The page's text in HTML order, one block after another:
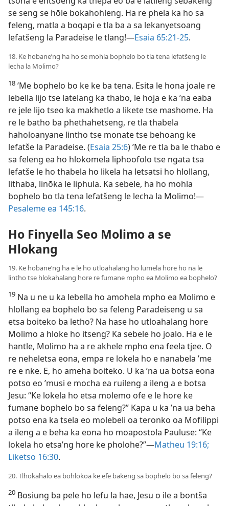
se seng se hōle bokahohleng. Ha re phela ka ho sa
feleng, matla a boqapi e tla ba a sa lekanyetsoang
lefatšeng la Paradeise le tlang!—Esaia 65:21-25.
18. Ke hobane’ng ha ho se mohla bophelo bo tla tena lefatšeng le
lecha la Molimo?
18 ’Me bophelo bo ke ke ba tena. Esita le hona joale re
lebella lijo tse latelang ka thabo, le hoja e ka ’na eaba
re jele lijo tseo ka makhetlo a likete tse mashome. Ha
re le batho ba phethahetseng, re tla thabela
haholoanyane lintho tse monate tse behoang ke
lefatše la Paradeise. (Esaia 25:6) ’Me re tla ba le thabo e
sa feleng ea ho hlokomela liphoofolo tse ngata tsa
lefatše le ho thabela ho likela ha letsatsi ho hlollang,
lithaba, linōka le liphula. Ka sebele, ha ho mohla
bophelo bo tla tena lefatšeng le lecha la Molimo!—
Pesaleme ea 145:16.
Ho Finyella Seo Molimo a se
Hlokang
19. Ke hobane’ng ha e le ho utloahalang ho lumela hore ho na le
lintho tse hlokahalang hore re fumane mpho ea Molimo ea bophelo?
19 Na u ne u ka lebella ho amohela mpho ea Molimo e
hlollang ea bophelo bo sa feleng Paradeiseng u sa
etsa boiteko ba letho? Na hase ho utloahalang hore
Molimo a hloke ho itseng? Ka sebele ho joalo. Ha e le
hantle, Molimo ha a re akhele mpho ena feela tjee. O
re neheletsa eona, empa re lokela ho e nanabela ’me
re e nke. E, ho ameha boiteko. U ka ’na ua botsa eona
potso eo ’musi e mocha ea ruileng a ileng a e botsa
Jesu: “Ke lokela ho etsa molemo ofe e le hore ke
fumane bophelo bo sa feleng?” Kapa u ka ’na ua beha
potso ena ka tsela eo molebeli oa teronko oa Mofilippi
a ileng a e beha ka eona ho moapostola Pauluse: “Ke
lokela ho etsa’ng hore ke pholohe?”—Matheu 19:16;
Liketso 16:30.
20. Tlhokahalo ea bohlokoa ke efe bakeng sa bophelo bo sa feleng?
20 Bosiung ba pele ho lefu la hae, Jesu o ile a bontša